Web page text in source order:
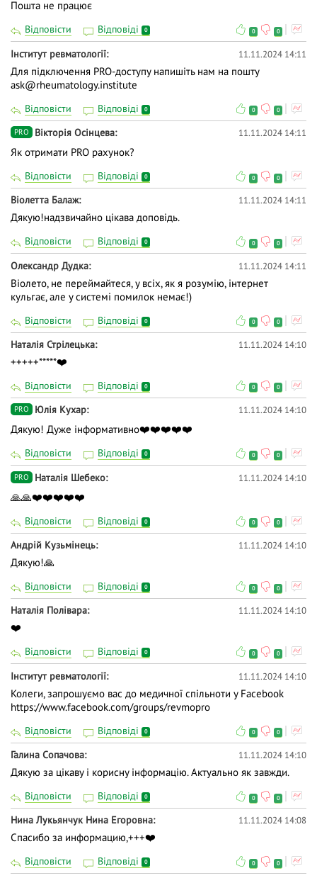
Пошта не працює
Відповісти Відповіді 0 0 0
Інститут ревматології 11.11.2024 14:11
Для підключення PRO-доступу напишіть нам на пошту
ask@rheumatology.institute
Відповісти Відповіді 0 0 0
PRO Вікторія Осінцева 11.11.2024 14:11
Як отримати PRO рахунок?
Відповісти Відповіді 0 0 0
Віолетта Балаж 11.11.2024 14:11
Дякую!надзвичайно цікава доповідь.
Відповісти Відповіді 0 0 0
Олександр Дудка 11.11.2024 14:11
Віолето, не переймайтеся, у всіх, як я розумію, інтернет
кульгає, але у системі помилок немає!)
Відповісти Відповіді 0 0 0
Наталія Стрілецька 11.11.2024 14:10
+++++*****❤️
Відповісти Відповіді 0 0 0
PRO Юлія Кухар 11.11.2024 14:10
Дякую! Дуже інформативно❤️❤️❤️❤️❤️
Відповісти Відповіді 0 0 0
PRO Наталія Шебеко 11.11.2024 14:10
🙏🙏❤️❤️❤️❤️❤️
Відповісти Відповіді 0 0 0
Андрій Кузьмінець 11.11.2024 14:10
Дякую!🙏
Відповісти Відповіді 0 0 0
Наталія Полівара 11.11.2024 14:10
❤️
Відповісти Відповіді 0 0 0
Інститут ревматології 11.11.2024 14:10
Колеги, запрошуємо вас до медичної спільноти у Facebook
https://www.facebook.com/groups/revmopro
Відповісти Відповіді 0 0 0
Галина Сопачова 11.11.2024 14:10
Дякую за цікаву і корисну інформацію. Актуально як завжди.
Відповісти Відповіді 0 0 0
Нина Лукьянчук Нина Егоровна 11.11.2024 14:08
Спасибо за информацию,+++❤️
Відповісти Відповіді 0 0 0